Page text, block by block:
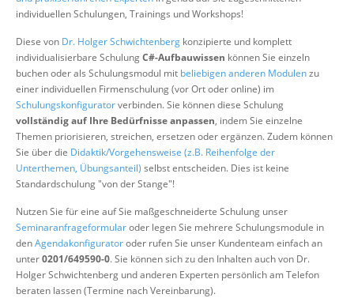
Über uns
Suche
individuellen Schulungen, Trainings und Workshops!
Diese von Dr. Holger Schwichtenberg konzipierte und komplett
individualisierbare SchulungC#-Aufbauwissen können Sie einzeln
buchen oder als Schulungsmodul mit beliebigen anderen Modulenzu
einer individuellen Firmenschulung (vor Ort oder online) im
Schulungskonfiguratorverbinden. Sie können diese Schulung
vollständig auf Ihre Bedürfnisse anpassen, indem Sie einzelne
Themen priorisieren, streichen, ersetzen oder ergänzen. Zudem können
Sie über die Didaktik/Vorgehensweise (z.B. Reihenfolge der
Unterthemen, Übungsanteil) selbst entscheiden. Dies ist keine
Standardschulung "von der Stange"!
Nutzen Sie für eine auf Sie maßgeschneiderte Schulung unser
Seminaranfrageformularoder legen Sie mehrere Schulungsmodule in
denAgendakonfiguratoroder rufen Sie unser Kundenteam einfach an
unter0201/649590-0. Sie können sich zu den Inhalten auch von Dr.
Holger Schwichtenberg und anderen Experten persönlich am Telefon
beraten lassen (Termine nach Vereinbarung).